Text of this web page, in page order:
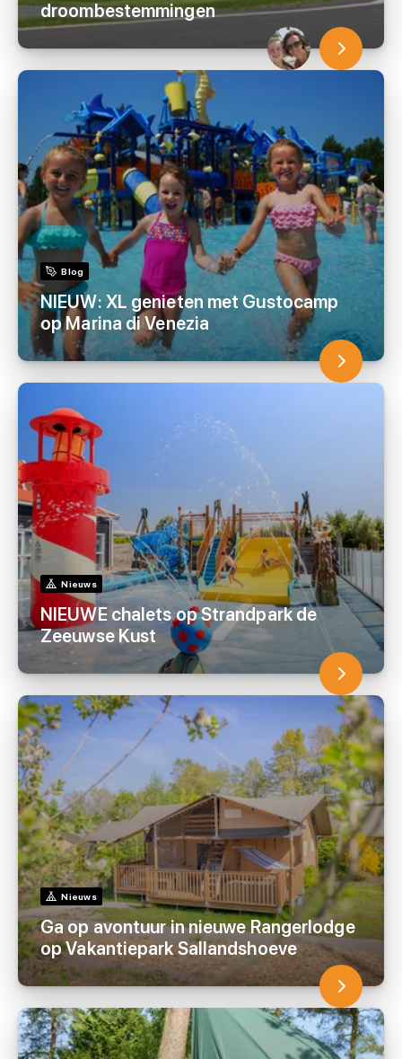
droombestemmingen
Blog
NIEUW: XL genieten met Gustocamp
op Marina di Venezia
Nieuws
NIEUWE chalets op Strandpark de
Zeeuwse Kust
Nieuws
Ga op avontuur in nieuwe Rangerlodge
op Vakantiepark Sallandshoeve